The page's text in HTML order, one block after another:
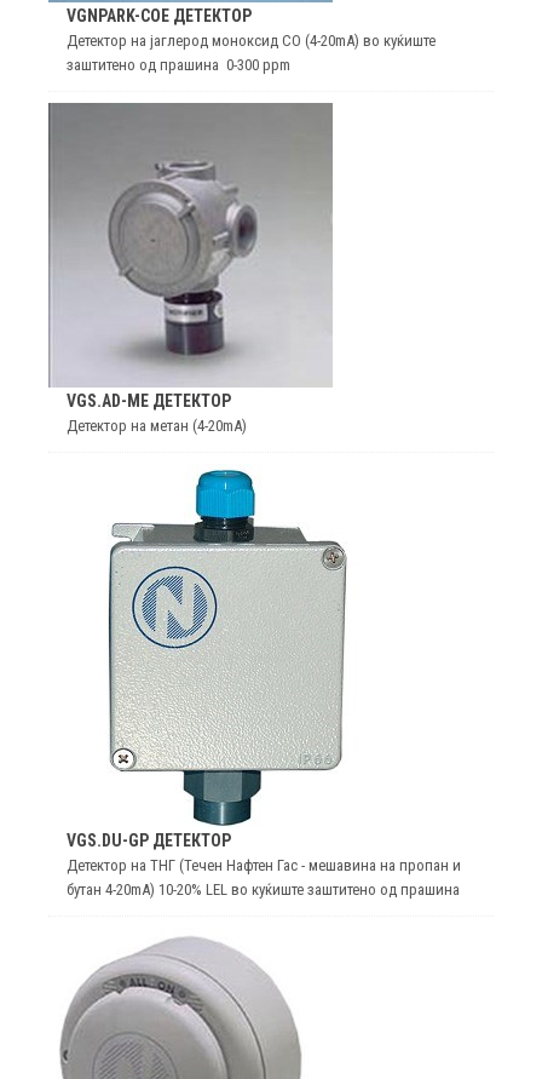
VGNPARK-COE ДЕТЕКТОР
Детектор на јаглерод моноксид CO (4-20mA) во куќиште
заштитено од прашина 0-300 ppm
VGS.AD-ME ДЕТЕКТОР
Детектор на метан (4-20mA)
VGS.DU-GP ДЕТЕКТОР
Детектор на ТНГ (Течен Нафтен Гас - мешавина на пропан и
бутан 4-20mA) 10-20% LEL во куќиште заштитено од прашина